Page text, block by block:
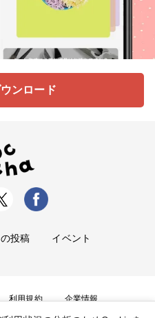
ンロード
投稿 イベント
利用規約 企業情報